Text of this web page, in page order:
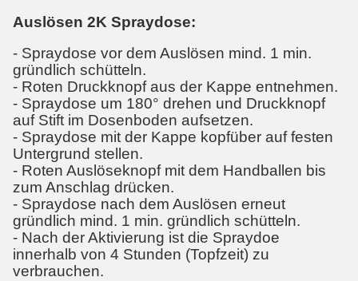
Auslösen 2K Spraydose:
- Spraydose vor dem Auslösen mind. 1 min.
gründlich schütteln.
- Roten Druckknopf aus der Kappe entnehmen.
- Spraydose um 180° drehen und Druckknopf
auf Stift im Dosenboden aufsetzen.
- Spraydose mit der Kappe kopfüber auf festen
Untergrund stellen.
- Roten Auslöseknopf mit dem Handballen bis
zum Anschlag drücken.
- Spraydose nach dem Auslösen erneut
gründlich mind. 1 min. gründlich schütteln.
- Nach der Aktivierung ist die Spraydoe
innerhalb von 4 Stunden (Topfzeit) zu
verbrauchen.